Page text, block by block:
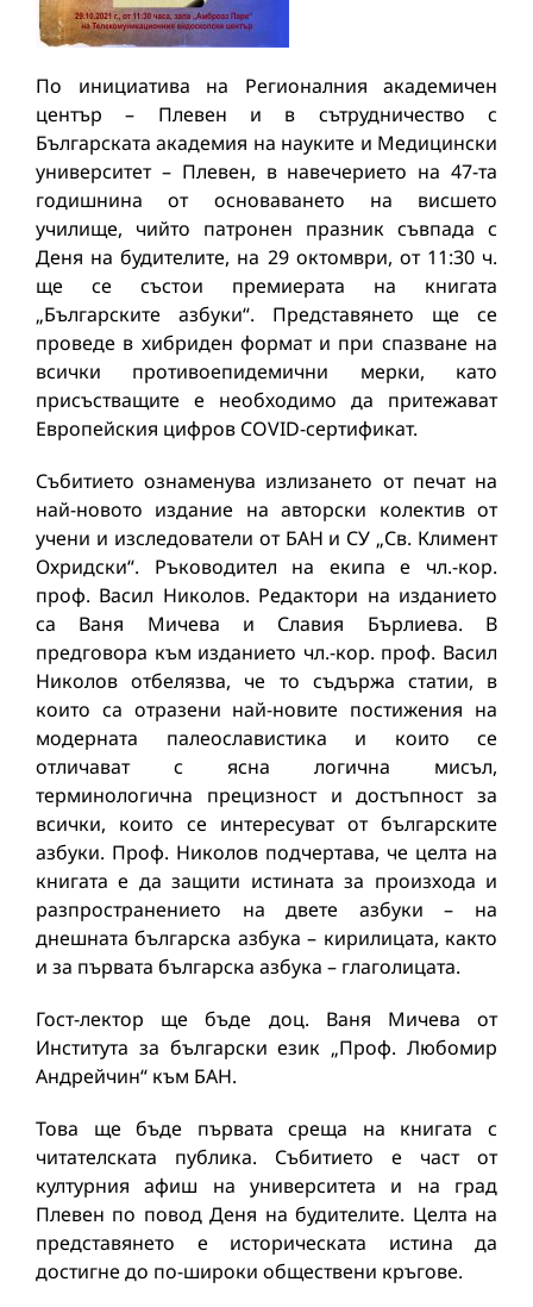
По инициатива на Регионалния академичен
център – Плевен и в сътрудничество с
Българската академия на науките и Медицински
университет – Плевен, в навечерието на 47-та
годишнина от основаването на висшето
училище, чийто патронен празник съвпада с
Деня на будителите, на 29 октомври, от 11:30 ч.
ще се състои премиерата на книгата
„Българските азбуки“. Представянето ще се
проведе в хибриден формат и при спазване на
всички противоепидемични мерки, като
присъстващите е необходимо да притежават
Европейския цифров COVID-сертификат.
Събитието ознаменува излизането от печат на
най-новото издание на авторски колектив от
учени и изследователи от БАН и СУ „Св. Климент
Охридски“. Ръководител на екипа е чл.-кор.
проф. Васил Николов. Редактори на изданието
са Ваня Мичева и Славия Бърлиева. В
предговора към изданието чл.-кор. проф. Васил
Николов отбелязва, че то съдържа статии, в
които са отразени най-новите постижения на
модерната палеославистика и които се
отличават с ясна логична мисъл,
терминологична прецизност и достъпност за
всички, които се интересуват от българските
азбуки. Проф. Николов подчертава, че целта на
книгата е да защити истината за произхода и
разпространението на двете азбуки – на
днешната българска азбука – кирилицата, както
и за първата българска азбука – глаголицата.
Гост-лектор ще бъде доц. Ваня Мичева от
Института за български език „Проф. Любомир
Андрейчин“ към БАН.
Това ще бъде първата среща на книгата с
читателската публика. Събитието е част от
културния афиш на университета и на град
Плевен по повод Деня на будителите. Целта на
представянето е историческата истина да
достигне до по-широки обществени кръгове.